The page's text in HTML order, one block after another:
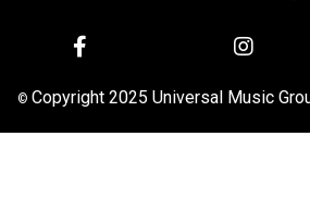
© Copyright 2025 Universal Music